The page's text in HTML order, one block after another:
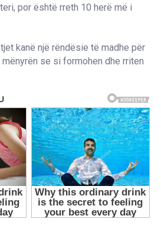
kanë një rëndësie të madhe për
se si formohen dhe rriten